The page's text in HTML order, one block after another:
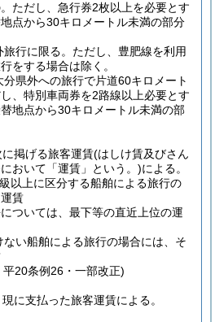
ただし、急行券2枚以上を必要とす
点から30キロメートル未満の部分
行に限る。 ただし、豊肥線を利用
をする場合は除く。
県外への旅行で片道60キロメート
、特別車両券を2路線以上必要とす
地点から30キロメートル未満の部
掲げる旅客運賃(はしけ賃及びさん
おいて「運賃」という。)による。
以上に区分する船舶による旅行の
賃
ついては、最下等の直近上位の運
い船舶による旅行の場合には、そ
20条例26・一部改正)
に支払った旅客運賃による。